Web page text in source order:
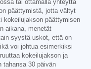
tai ottamalla yhteyttä
päättymistä, jotta vältyt
kokeilujakson päättymisen
aikana, menetät
syystä uskot, että on
voi johtua esimerkiksi
kokeilujakson ja
tahansa 30 päivän